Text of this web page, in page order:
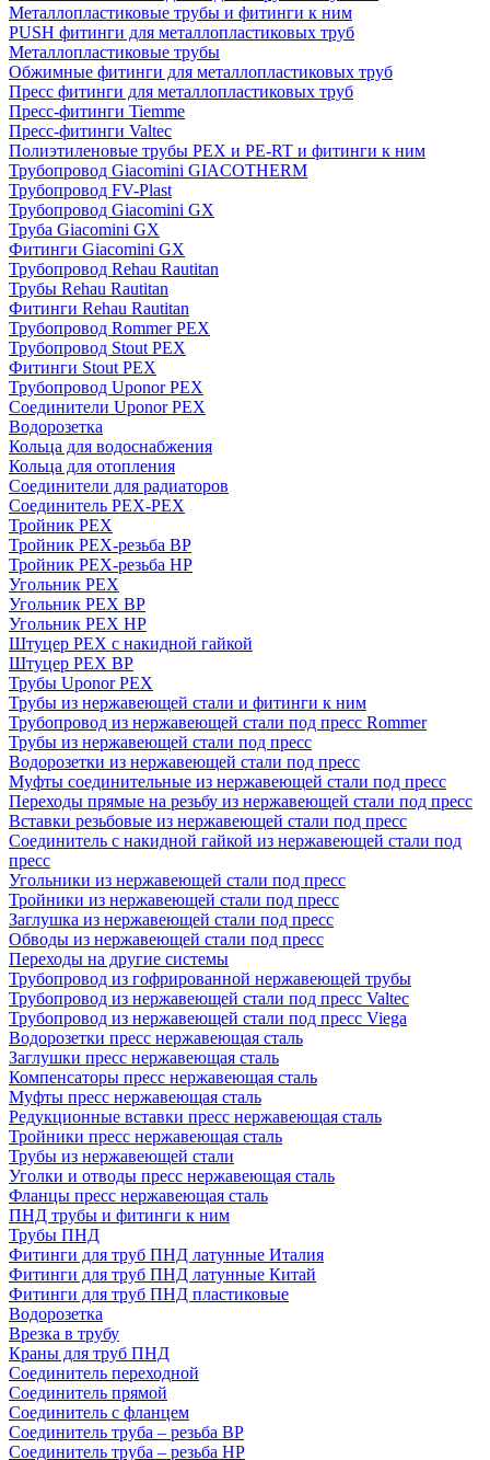
Металлопластиковые трубы и фитинги к ним
PUSH фитинги для металлопластиковых труб
Металлопластиковые трубы
Обжимные фитинги для металлопластиковых труб
Пресс фитинги для металлопластиковых труб
Пресс-фитинги Tiemme
Пресс-фитинги Valtec
Полиэтиленовые трубы PEX и PE-RT и фитинги к ним
Трубопровод Giacomini GIACOTHERM
Трубопровод FV-Plast
Трубопровод Giacomini GX
Труба Giacomini GX
Фитинги Giacomini GX
Трубопровод Rehau Rautitan
Трубы Rehau Rautitan
Фитинги Rehau Rautitan
Трубопровод Rommer PEX
Трубопровод Stout PEX
Фитинги Stout PEX
Трубопровод Uponor PEX
Соединители Uponor PEX
Водорозетка
Кольца для водоснабжения
Кольца для отопления
Соединители для радиаторов
Соединитель PEX-PEX
Тройник PEX
Тройник PEX-резьба ВР
Тройник PEX-резьба НР
Угольник PEX
Угольник PEX ВР
Угольник PEX НР
Штуцер PEX c накидной гайкой
Штуцер PEX ВР
Трубы Uponor PEX
Трубы из нержавеющей стали и фитинги к ним
Трубопровод из нержавеющей стали под пресс Rommer
Трубы из нержавеющей стали под пресс
Водорозетки из нержавеющей стали под пресс
Муфты соединительные из нержавеющей стали под пресс
Переходы прямые на резьбу из нержавеющей стали под пресс
Вставки резьбовые из нержавеющей стали под пресс
Соединитель с накидной гайкой из нержавеющей стали под
пресс
Угольники из нержавеющей стали под пресс
Тройники из нержавеющей стали под пресс
Заглушка из нержавеющей стали под пресс
Обводы из нержавеющей стали под пресс
Переходы на другие системы
Трубопровод из гофрированной нержавеющей трубы
Трубопровод из нержавеющей стали под пресс Valtec
Трубопровод из нержавеющей стали под пресс Viega
Водорозетки пресс нержавеющая сталь
Заглушки пресс нержавеющая сталь
Компенсаторы пресс нержавеющая сталь
Муфты пресс нержавеющая сталь
Редукционные вставки пресс нержавеющая сталь
Тройники пресс нержавеющая сталь
Трубы из нержавеющей стали
Уголки и отводы пресс нержавеющая сталь
Фланцы пресс нержавеющая сталь
ПНД трубы и фитинги к ним
Трубы ПНД
Фитинги для труб ПНД латунные Италия
Фитинги для труб ПНД латунные Китай
Фитинги для труб ПНД пластиковые
Водорозетка
Врезка в трубу
Краны для труб ПНД
Соединитель переходной
Соединитель прямой
Соединитель с фланцем
Соединитель труба – резьба ВР
Соединитель труба – резьба НР